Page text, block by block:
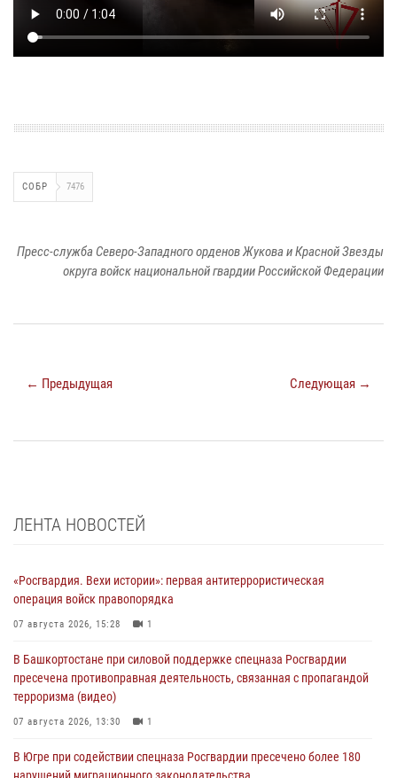
СОБР 7476
Пресс-служба Северо-Западного орденов Жукова и Красной Звезды
округа войск национальной гвардии Российской Федерации
← Предыдущая Следующая →
ЛЕНТА НОВОСТЕЙ
«Росгвардия. Вехи истории»: первая антитеррористическая
операция войск правопорядка
07 августа 2026, 15:28 1
В Башкортостане при силовой поддержке спецназа Росгвардии
пресечена противоправная деятельность, связанная с пропагандой
терроризма (видео)
07 августа 2026, 13:30 1
В Югре при содействии спецназа Росгвардии пресечено более 180
нарушений миграционного законодательства